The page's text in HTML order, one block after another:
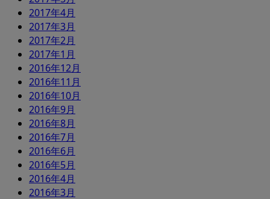
2017年4月
2017年3月
2017年2月
2017年1月
2016年12月
2016年11月
2016年10月
2016年9月
2016年8月
2016年7月
2016年6月
2016年5月
2016年4月
2016年3月